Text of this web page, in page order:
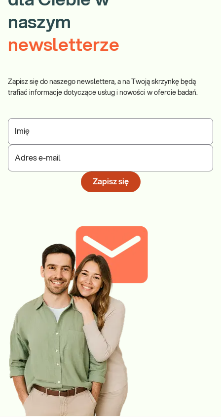
naszym
newsletterze
Zapisz się do naszego newslettera, a na Twoją skrzynkę będą
trafiać informacje dotyczące usług i nowości w ofercie badań.
Imię
Adres e-mail
Zapisz się